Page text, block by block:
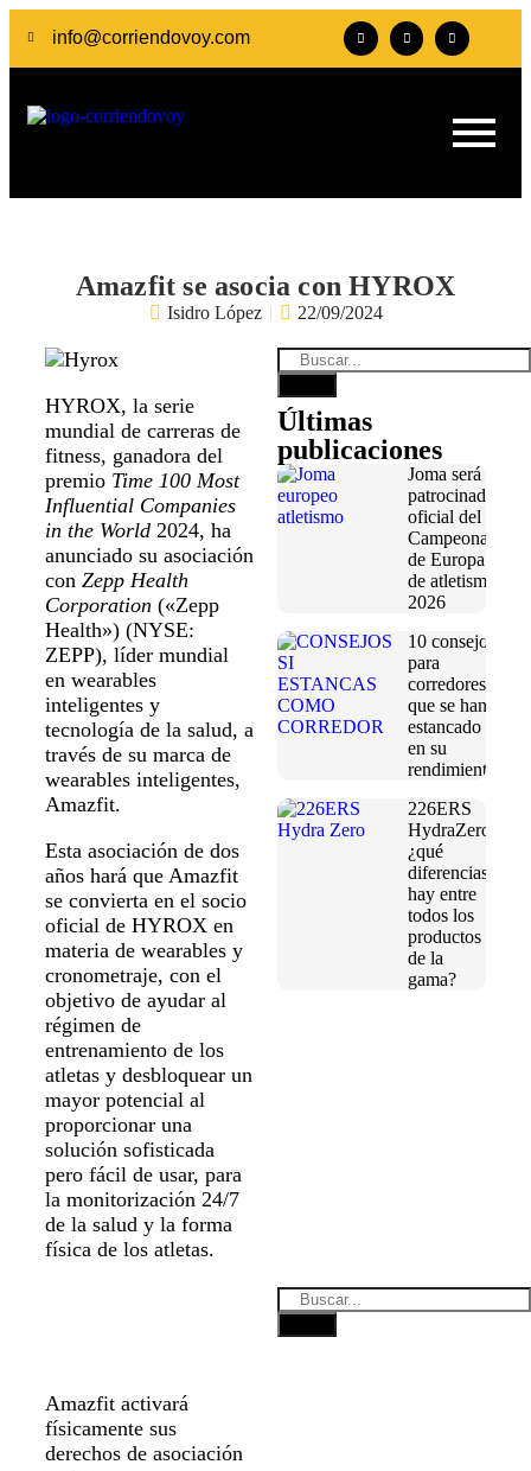
info@corriendovoy.com
Amazfit se asocia con HYROX
Isidro López 22/09/2024
HYROX, la serie
mundial de carreras de
fitness, ganadora del
premio Time 100 Most
Influential Companies
in the World 2024, ha
anunciado su asociación
con Zepp Health
Corporation («Zepp
Health») (NYSE:
ZEPP), líder mundial
en wearables
inteligentes y
tecnología de la salud, a
través de su marca de
wearables inteligentes,
Amazfit.
Esta asociación de dos
años hará que Amazfit
se convierta en el socio
oficial de HYROX en
materia de wearables y
cronometraje, con el
objetivo de ayudar al
régimen de
entrenamiento de los
atletas y desbloquear un
mayor potencial al
proporcionar una
solución sofisticada
pero fácil de usar, para
la monitorización 24/7
de la salud y la forma
física de los atletas.
Amazfit activará
físicamente sus
derechos de asociación
Últimas
publicaciones
Joma será
patrocinador
oficial del
Campeonato
de Europa
de atletismo
2026
10 consejos
para
corredores
que se han
estancado
en su
rendimiento
226ERS
HydraZero:
¿qué
diferencias
hay entre
todos los
productos
de la
gama?